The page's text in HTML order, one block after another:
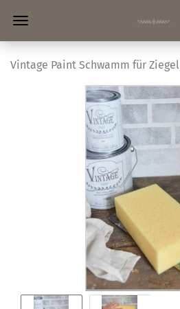
Vintage Paint Schwamm für Ziegel